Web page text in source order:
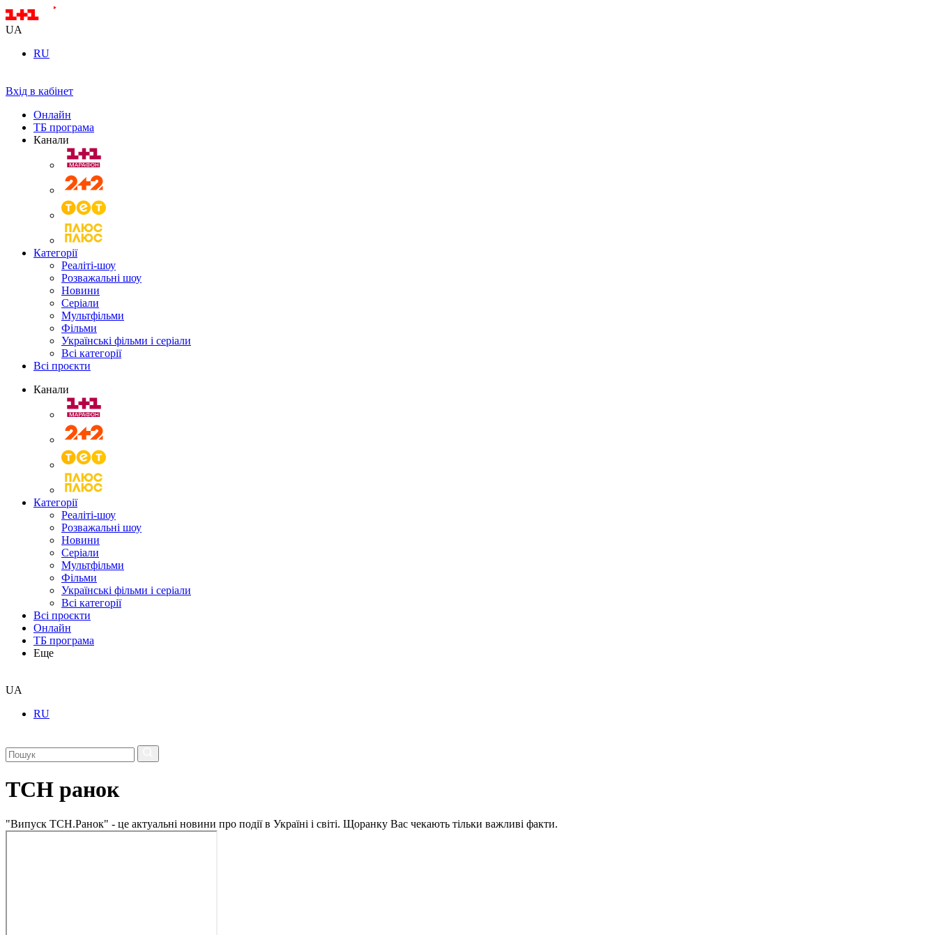
UA
RU
Вхід в кабінет
Онлайн
ТБ програма
Канали
Категорії
Реаліті-шоу
Розважальні шоу
Новини
Серіали
Мультфільми
Фільми
Українські фільми і серіали
Всі категорії
Всі проєкти
Канали
Категорії
Реаліті-шоу
Розважальні шоу
Новини
Серіали
Мультфільми
Фільми
Українські фільми і серіали
Всі категорії
Всі проєкти
Онлайн
ТБ програма
Еще
UA
RU
ТСН ранок
"Випуск ТСН.Ранок" - це актуальні новини про події в Україні і світі. Щоранку Вас чекають тільки важливі факти.